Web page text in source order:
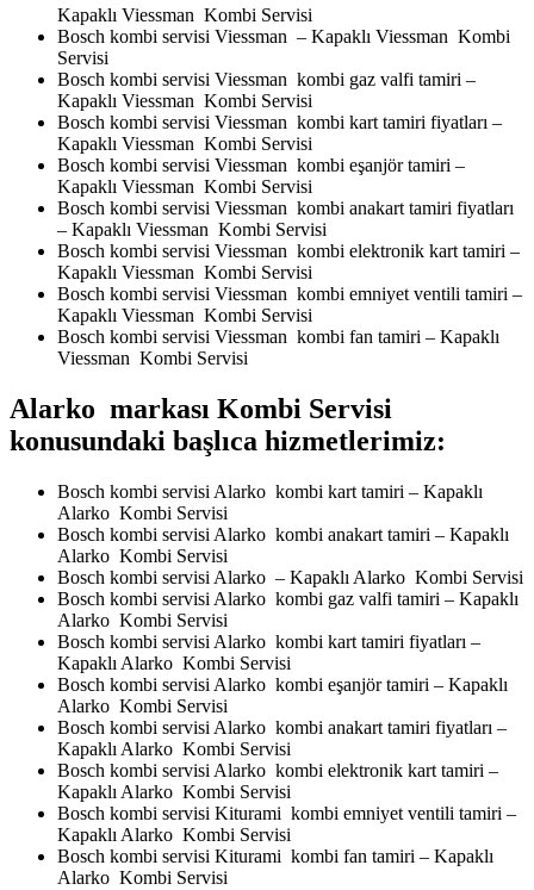
Kapaklı Viessman Kombi Servisi
Bosch kombi servisi Viessman – Kapaklı Viessman Kombi
Servisi
Bosch kombi servisi Viessman kombi gaz valfi tamiri –
Kapaklı Viessman Kombi Servisi
Bosch kombi servisi Viessman kombi kart tamiri fiyatları –
Kapaklı Viessman Kombi Servisi
Bosch kombi servisi Viessman kombi eşanjör tamiri –
Kapaklı Viessman Kombi Servisi
Bosch kombi servisi Viessman kombi anakart tamiri fiyatları
– Kapaklı Viessman Kombi Servisi
Bosch kombi servisi Viessman kombi elektronik kart tamiri –
Kapaklı Viessman Kombi Servisi
Bosch kombi servisi Viessman kombi emniyet ventili tamiri –
Kapaklı Viessman Kombi Servisi
Bosch kombi servisi Viessman kombi fan tamiri – Kapaklı
Viessman Kombi Servisi
Alarko markası Kombi Servisi
konusundaki başlıca hizmetlerimiz:
Bosch kombi servisi Alarko kombi kart tamiri – Kapaklı
Alarko Kombi Servisi
Bosch kombi servisi Alarko kombi anakart tamiri – Kapaklı
Alarko Kombi Servisi
Bosch kombi servisi Alarko – Kapaklı Alarko Kombi Servisi
Bosch kombi servisi Alarko kombi gaz valfi tamiri – Kapaklı
Alarko Kombi Servisi
Bosch kombi servisi Alarko kombi kart tamiri fiyatları –
Kapaklı Alarko Kombi Servisi
Bosch kombi servisi Alarko kombi eşanjör tamiri – Kapaklı
Alarko Kombi Servisi
Bosch kombi servisi Alarko kombi anakart tamiri fiyatları –
Kapaklı Alarko Kombi Servisi
Bosch kombi servisi Alarko kombi elektronik kart tamiri –
Kapaklı Alarko Kombi Servisi
Bosch kombi servisi Kiturami kombi emniyet ventili tamiri –
Kapaklı Alarko Kombi Servisi
Bosch kombi servisi Kiturami kombi fan tamiri – Kapaklı
Alarko Kombi Servisi